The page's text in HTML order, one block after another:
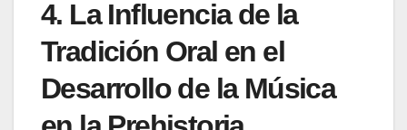
4. La Influencia de la
Tradición Oral en el
Desarrollo de la Música